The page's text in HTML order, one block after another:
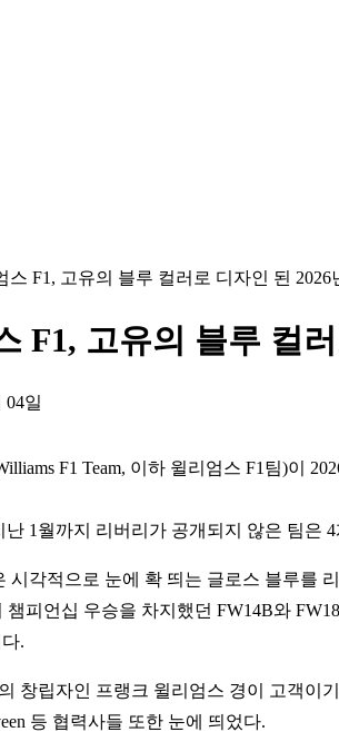
스 F1, 고유의 블루 컬러로 디자인 된 2026
F1, 고유의 블루 컬
04일
F1 Team, 이하 윌리엄스 F1팀)이
난 1월까지 리버리가 공개되지 않은 팀
시각적으로 눈에 확 띄는 글로스 블루를
피언십 우승을 차지했던 FW14B와
.
창립자인 프랭크 윌리엄스 경이 고객이
등 협력사들 또한 눈에 띄었다.